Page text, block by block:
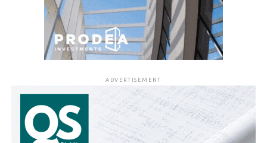
ADVERTISEMENT